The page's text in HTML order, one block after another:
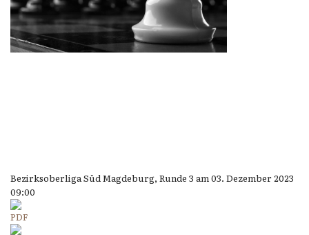
Bezirksoberliga Süd Magdeburg, Runde 3 am 03. Dezember 2023
09:00